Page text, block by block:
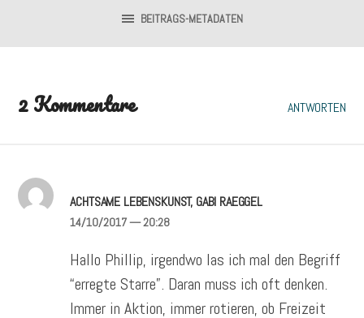
BEITRAGS-METADATEN
2 Kommentare ANTWORTEN
ACHTSAME LEBENSKUNST, GABI RAEGGEL
14/10/2017— 20:28
Hallo Phillip, irgendwo las ich mal den Begriff
“erregte Starre”. Daran muss ich oft denken.
Immer in Aktion, immer rotieren, ob Freizeit